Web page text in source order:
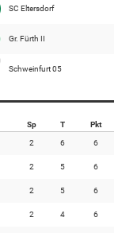
SC Eltersdorf
Gr. Fürth II
Schweinfurt 05
Sp T Pkt
2 6 6
2 5 6
2 5 6
2 4 6